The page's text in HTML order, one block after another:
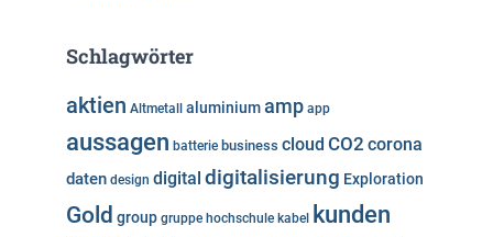
Schlagwörter
aktien Altmetall aluminiumamp app
aussagen batterie business cloud CO2 corona
daten design digital digitalisierung Exploration
Gold group gruppe hochschule kabel kunden